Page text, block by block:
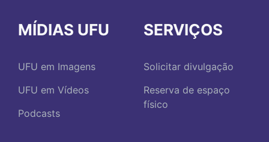
MÍDIAS UFU
UFU em Imagens
UFU em Vídeos
Podcasts
SERVIÇOS
Solicitar divulgação
Reserva de espaço
físico